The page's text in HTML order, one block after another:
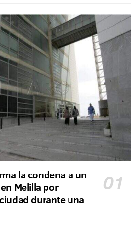
la condena a un
Melilla por
durante una